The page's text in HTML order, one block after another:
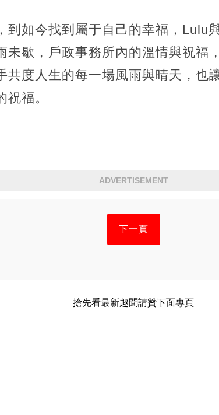
到如今找到屬于自己的幸福，Lulu
未歇，戶政事務所內的溫情與祝福
共度人生的每一場風雨與晴天，也
福。
ADVERTISEMENT
下一頁
搶先看最新趣聞請贊下面專頁